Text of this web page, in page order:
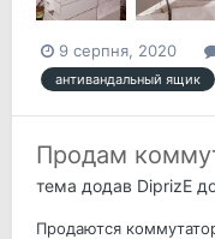
9 серпня, 2020
антивандальный ящик
Продам
тема додав DiprizE
Продаются